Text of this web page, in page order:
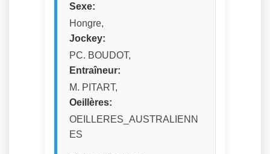
Sexe:
Hongre,
Jockey:
PC. BOUDOT,
Entraîneur:
M. PITART,
Oeillères:
OEILLERES_AUSTRALIENN
ES